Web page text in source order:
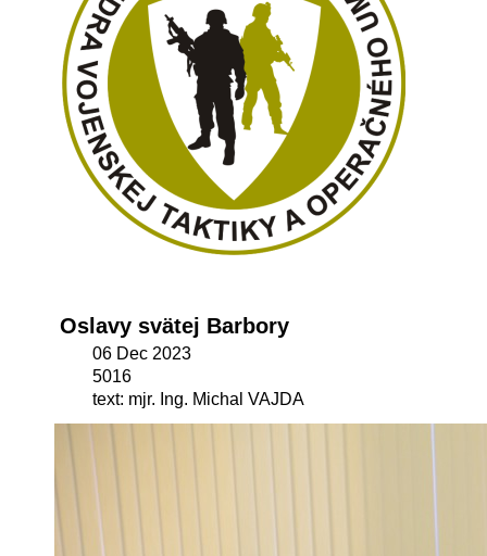
Oslavy svätej Barbory
06 Dec 2023
5016
text: mjr. Ing. Michal VAJDA